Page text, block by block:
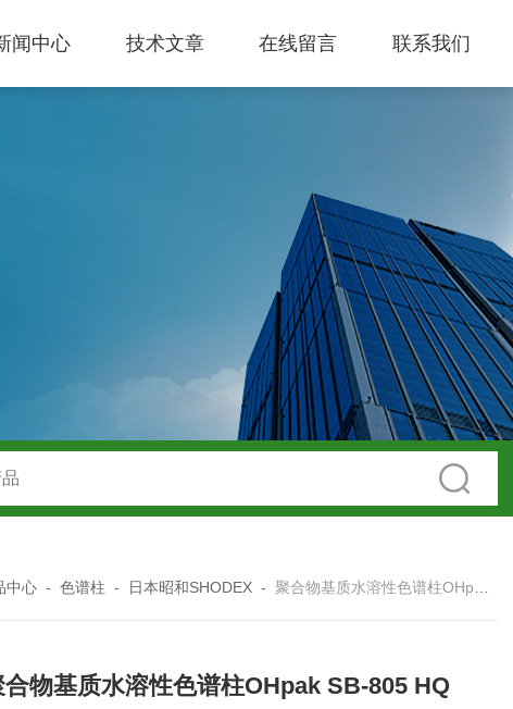
闻中心 技术文章 在线留言 联系我们
中心 -色谱柱 - 日本昭和SHODEX -聚合物基质水溶性色谱柱OHpak SB-805 HQ
合物基质水溶性色谱柱OHpak SB-805 HQ